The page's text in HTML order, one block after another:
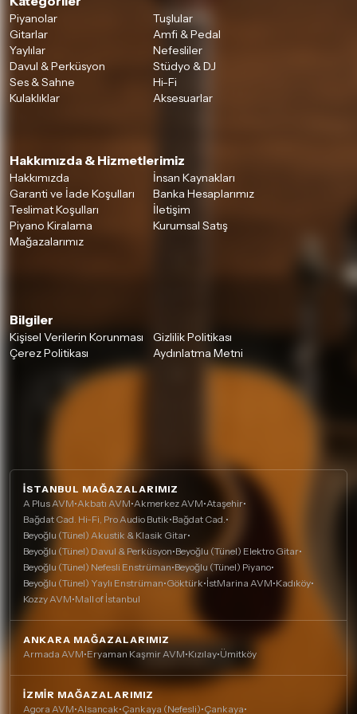
Piyanolar
Tuşlular
Gitarlar
Amfi & Pedal
Yaylılar
Nefesliler
Davul & Perküsyon
Stüdyo & DJ
Ses & Sahne
Hi-Fi
Kulaklıklar
Aksesuarlar
Hakkımızda & Hizmetlerimiz
Hakkımızda
İnsan Kaynakları
Garanti ve İade Koşulları
Banka Hesaplarımız
Teslimat Koşulları
İletişim
Piyano Kiralama
Kurumsal Satış
Mağazalarımız
Bilgiler
Kişisel Verilerin Korunması
Gizlilik Politikası
Çerez Politikası
Aydınlatma Metni
İSTANBUL MAĞAZALARIMIZ
A Plus AVM•Akbatı AVM•Akmerkez AVM•Ataşehir•
Bağdat Cad. Hi-Fi, Pro Audio Butik•Bağdat Cad.•
Beyoğlu (Tünel) Akustik & Klasik Gitar•
Beyoğlu (Tünel) Davul & Perküsyon•Beyoğlu (Tünel) Elektro Gitar•
Beyoğlu (Tünel) Nefesli Enstrüman•Beyoğlu (Tünel) Piyano•
Beyoğlu (Tünel) Yaylı Enstrüman•Göktürk•İstMarina AVM•Kadıköy•
Kozzy AVM•Mall of İstanbul
ANKARA MAĞAZALARIMIZ
Armada AVM•Eryaman Kaşmir AVM•Kızılay•Ümitköy
İZMIR MAĞAZALARIMIZ
Agora AVM•Alsancak•Çankaya (Nefesli)•Çankaya•